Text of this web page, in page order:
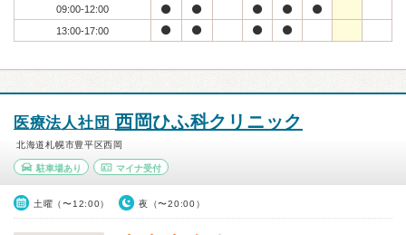
09:00-12:00
13:00-17:00
医療法人社団 西岡ひふ科クリニック
北海道札幌市豊平区西岡
駐車場あり マイナ受付
土曜（〜12:00） 夜（〜20:00）